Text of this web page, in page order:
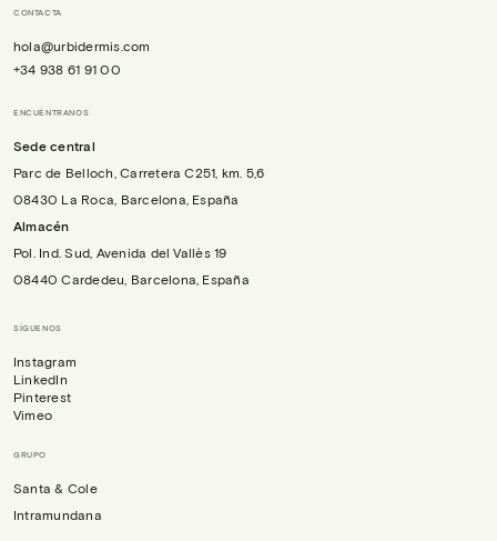
CONTACTA
hola@urbidermis.com
+34 938 61 91 00
ENCUÉNTRANOS
Sede central
Parc de Belloch, Carretera C251, km. 5,6
08430 La Roca, Barcelona, España
Almacén
Pol. Ind. Sud, Avenida del Vallès 19
08440 Cardedeu, Barcelona, España
SÍGUENOS
Instagram
LinkedIn
Pinterest
Vimeo
GRUPO
Santa & Cole
Intramundana